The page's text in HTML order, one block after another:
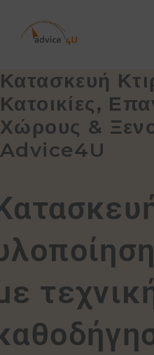
content
Κατασκευή
Κατοικίες,
Χώρους &
Advice4U